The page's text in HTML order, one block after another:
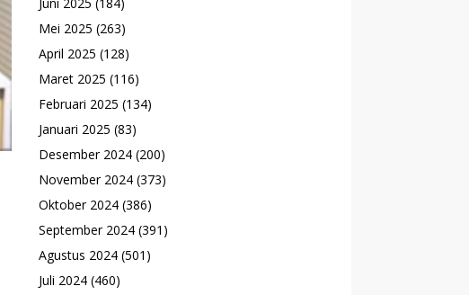
Mei 2025 (263)
April 2025 (128)
Maret 2025 (116)
Februari 2025 (134)
Januari 2025 (83)
Desember 2024 (200)
November 2024 (373)
Oktober 2024 (386)
September 2024 (391)
Agustus 2024 (501)
Juli 2024 (460)